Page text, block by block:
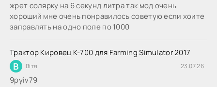
жрет солярку на 6 секунд литра так мод очень
хороший мне очень понравилось советую если хоите
заправлять на одно поле по 1000
Трактор Кировец К-700 для Farming Simulator 2017
В Вітя 23.07.26
9руіv79